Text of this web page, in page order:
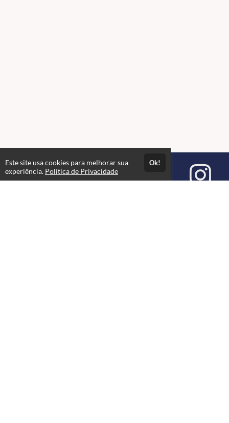
Este site usa cookies para melhorar sua
experiência. Política de Privacidade
Ok!